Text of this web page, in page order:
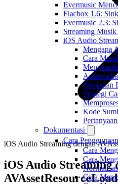
Evermusic
Flacbox 1.6:
Evermusic 2.3:
Streaming
iOS Audio
Mengapa
Cara
Pemuatan
Strategi
Kode
Dokumentasi
Cara Penggunaan
Cara
Cara
Cara
iOS Audio Streaming dengan
iOS Audio Streaming